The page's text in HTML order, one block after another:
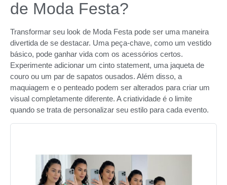
de Moda Festa?
Transformar seu look de Moda Festa pode ser uma maneira
divertida de se destacar. Uma peça-chave, como um vestido
básico, pode ganhar vida com os acessórios certos.
Experimente adicionar um cinto statement, uma jaqueta de
couro ou um par de sapatos ousados. Além disso, a
maquiagem e o penteado podem ser alterados para criar um
visual completamente diferente. A criatividade é o limite
quando se trata de personalizar seu estilo para cada evento.